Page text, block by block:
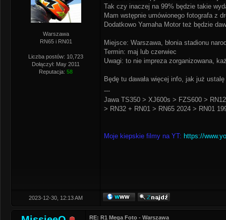
Warszawa
RN65 i RN01
Liczba postów: 10,723
Dołączył: May 2011
Reputacja: 58
Tak czy inaczej na 99% będzie takie
Mam wstępnie umówionego fotografa z
Dodatkowo Yamaha Motor też będzie
Miejsce: Warszawa, błonia stadionu
Termin: maj lub czerwiec
Uwagi: to nie impreza zorganizowana,
Będę tu dawała więcej info, jak już
---
Jawa TS350 > XJ600s > FZS600 >
> RN32 + RN01 > RN65 2024 > RN01
Moje kiepskie filmy na YT: https://
2023-12-30, 12:13 AM
RE: R1 Mega Foto - Warszawa